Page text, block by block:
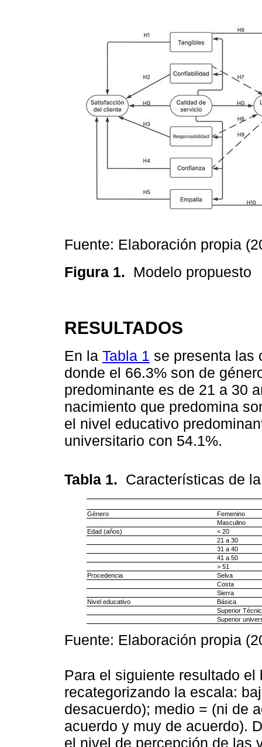
Fuente: Elaboración propia
Figura 1. Modelo propuesto
RESULTADOS
En la Tabla 1 se presenta las
donde el 66.3% son de
predominante es de 21 a 30
nacimiento que predomina
el nivel educativo
universitario con 54.1%.
Tabla 1. Características de
Género
Femenino
Masculino
Edad (años)
< 20
21 a 30
31 a 40
41 a 50
> 51
Procedencia
Selva
Costa
Sierra
Nivel educativo
Básica
Superior
Superior
Fuente: Elaboración propia
Para el siguiente resultado
recategorizando la escala:
desacuerdo); medio = (ni de
acuerdo y muy de acuerdo).
el nivel de percepción de las